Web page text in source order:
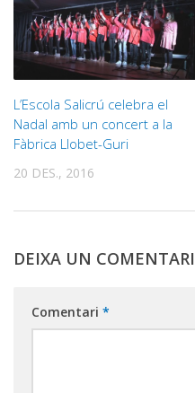
L’Escola Salicrú celebra el
Nadal amb un concert a la
Fàbrica Llobet-Guri
20 DES., 2016
DEIXA UN COMENTARI
Comentari *